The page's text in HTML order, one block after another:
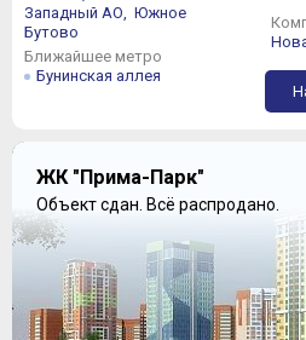
Западный АО, Южное
Бутово
Ближайшее метро
Бунинская аллея
ЖК "Прима-Парк"
Объект сдан. Всё распродано.